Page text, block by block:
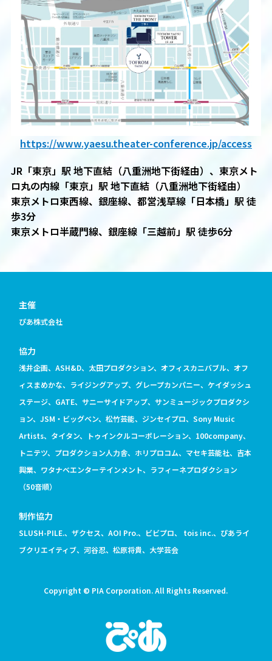
https://www.yaesu.theater-conference.jp/access
JR「東京」駅 地下直結（八重洲地下街経由）、東京メト
ロ丸の内線「東京」駅 地下直結（八重洲地下街経由）
東京メトロ東⻄線、銀座線、都営浅草線「日本橋」駅 徒
歩3分
東京メトロ半蔵⾨線、銀座線「三越前」駅 徒歩6分
主催
ぴあ株式会社
協力
浅井企画、ASH&D、太田プロダクション、オフィスカニバブル、オフ
ィスまめかな、ライジングアップ、グレープカンパニー、ケイダッシュ
ステージ、GATE、サニーサイドアップ、サンミュージックプロダクシ
ョン、JSM・ビッグベン、松竹芸能、ジンセイプロ、Sony Music
Artists、タイタン、トゥインクルコーポレーション、100company、
トニテツ、プロダクション人力舎、ホリプロコム、マセキ芸能社、吉本
興業、ワタナベエンターテインメント、ラフィーネプロダクション
（50音順）
制作協力
SLUSH-PILE.、ザクセス、AOI Pro.、ビビプロ、 tois inc.、ぴあライ
ブクリエイティブ、河谷忍、松原将貴、大学芸会
Copyright © PIA Corporation. All Rights Reserved.